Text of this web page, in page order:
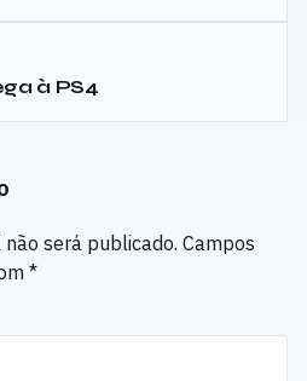
à PS4
será publicado. Campos
*